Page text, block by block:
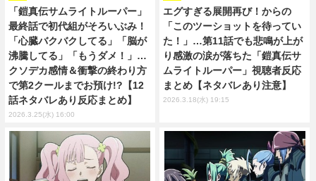
「鎧真伝サムライトルーパー」
最終話で初代組がそろいぶみ！
「心臓バクバクしてる」「脳が
沸騰してる」「もうダメ！」…
クソデカ感情＆衝撃の終わり方
で第2クールまでお預け!?【12
話ネタバレあり反応まとめ】
2026.3.25(水) 16:00
エグすぎる展開再び！からの
「このツーショットを待ってい
た！」…第11話でも悲鳴が上が
り感激の涙が落ちた「鎧真伝サ
ムライトルーパー」視聴者反応
まとめ【ネタバレあり注意】
2026.3.18(水) 19:15